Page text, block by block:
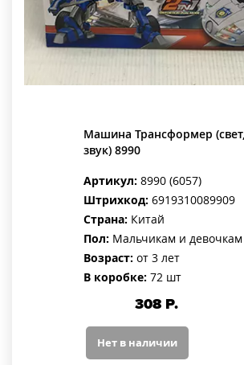
Машина Трансформер (свет,
звук) 8990
Артикул: 8990 (6057)
Штрихкод: 6919310089909
Страна: Китай
Пол: Мальчикам и девочкам
Возраст: от 3 лет
В коробке: 72 шт
308Р.
Нет в наличии